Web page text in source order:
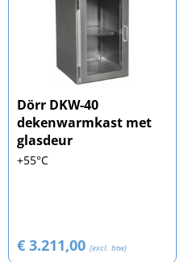
Dörr DKW-40
dekenwarmkast met
glasdeur
+55°C
€ 3.211,00 (excl. btw)